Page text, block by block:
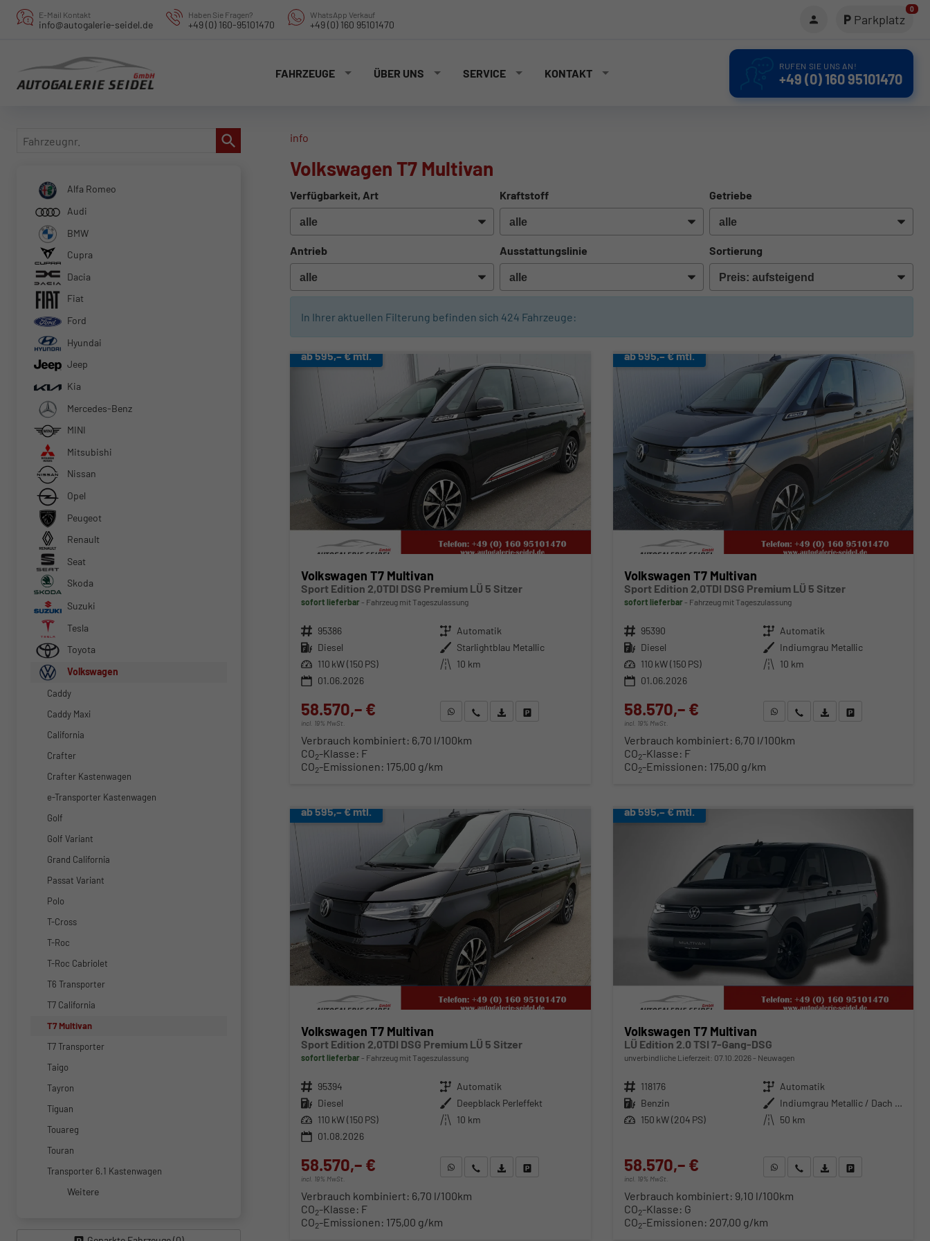
E-Mail Kontakt
info@autogalerie-seidel.de
Haben Sie Fragen?
+49 (0) 160-95101470
WhatsApp Verkauf
+49 (0) 160 95101470 Parkplatz
0
FAHRZEUGE ÜBER UNS SERVICE KONTAKT
RUFEN SIE UNS AN!
+49 (0) 160 95101470
info
Volkswagen T7 Multivan
Verfügbarkeit, Art Kraftstoff Getriebe
Antrieb Ausstattungslinie Sortierung
In Ihrer aktuellen Filterung befinden sich 424 Fahrzeuge:
ab 595,– € mtl.
Volkswagen T7 Multivan
Sport Edition 2,0TDI DSG Premium LÜ 5 Sitzer
sofort lieferbar Fahrzeug mit Tageszulassung
Fahrzeugnr. 95386 Getriebe Automatik
Kraftstoff Diesel Außenfarbe Starlightblau Metallic
Leistung 110 kW (150 PS) Kilometerstand 10 km
01.06.2026
58.570,– €
incl. 19% MwSt.
WhatsApp anfragen
Wir rufen Sie anFahrzeugexposé (PDF)
Verbrauch kombiniert: 6,70 l/100km
CO2-Klasse: F
CO2-Emissionen: 175,00 g/km
ab 595,– € mtl.
Volkswagen T7 Multivan
Sport Edition 2,0TDI DSG Premium LÜ 5 Sitzer
sofort lieferbar Fahrzeug mit Tageszulassung
Fahrzeugnr. 95390 Getriebe Automatik
Kraftstoff Diesel Außenfarbe Indiumgrau Metallic
Leistung 110 kW (150 PS) Kilometerstand 10 km
01.06.2026
58.570,– €
incl. 19% MwSt.
WhatsApp anfragen
Wir rufen Sie anFahrzeugexposé (PDF)
Fahrzeug parken
Verbrauch kombiniert: 6,70 l/100km
CO2-Klasse: F
CO2-Emissionen: 175,00 g/km
ab 595,– € mtl.
Volkswagen T7 Multivan
Sport Edition 2,0TDI DSG Premium LÜ 5 Sitzer
sofort lieferbar Fahrzeug mit Tageszulassung
Fahrzeugnr. 95394 Getriebe Automatik
Kraftstoff Diesel Außenfarbe Deepblack Perleffekt
Leistung 110 kW (150 PS) Kilometerstand 10 km
01.08.2026
58.570,– €
incl. 19% MwSt.
WhatsApp anfragen
Wir rufen Sie anFahrzeugexposé (PDF)
Verbrauch kombiniert: 6,70 l/100km
CO2-Klasse: F
CO2-Emissionen: 175,00 g/km
ab 595,– € mtl.
Volkswagen T7 Multivan
LÜ Edition 2.0 TSI 7-Gang-DSG
unverbindliche Lieferzeit: 07.10.2026 Neuwagen
Fahrzeugnr. 118176 Getriebe Automatik
Kraftstoff Benzin Außenfarbe
Indiumgrau Metallic / Dach Schwarz
Leistung 150 kW (204 PS) Kilometerstand 50 km
58.570,– €
incl. 19% MwSt.
WhatsApp anfragen
Wir rufen Sie anFahrzeugexposé (PDF)
Fahrzeug parken
Verbrauch kombiniert: 9,10 l/100km
CO2-Klasse: G
CO2-Emissionen: 207,00 g/km
Fahrzeugnr.
Alfa Romeo
Audi
BMW
Cupra
Dacia
Fiat
Ford
Hyundai
Jeep
Kia
Mercedes-Benz
MINI
Mitsubishi
Nissan
Opel
Peugeot
Renault
Seat
Skoda
Suzuki
Tesla
Toyota
Volkswagen
Caddy
Caddy Maxi
California
Crafter
Crafter Kastenwagen
e-Transporter Kastenwagen
Golf
Golf Variant
Grand California
Passat Variant
Polo
T-Cross
T-Roc
T-Roc Cabriolet
T6 Transporter
T7 California
T7 Multivan
T7 Transporter
Taigo
Tayron
Tiguan
Touareg
Touran
Transporter 6.1 Kastenwagen
Weitere